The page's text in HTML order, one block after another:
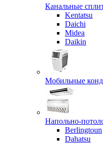
Канальные
Kentatsu
Daichi
Midea
Daikin
Мобильные
Напольно-
Berlingtoun
Dahatsu